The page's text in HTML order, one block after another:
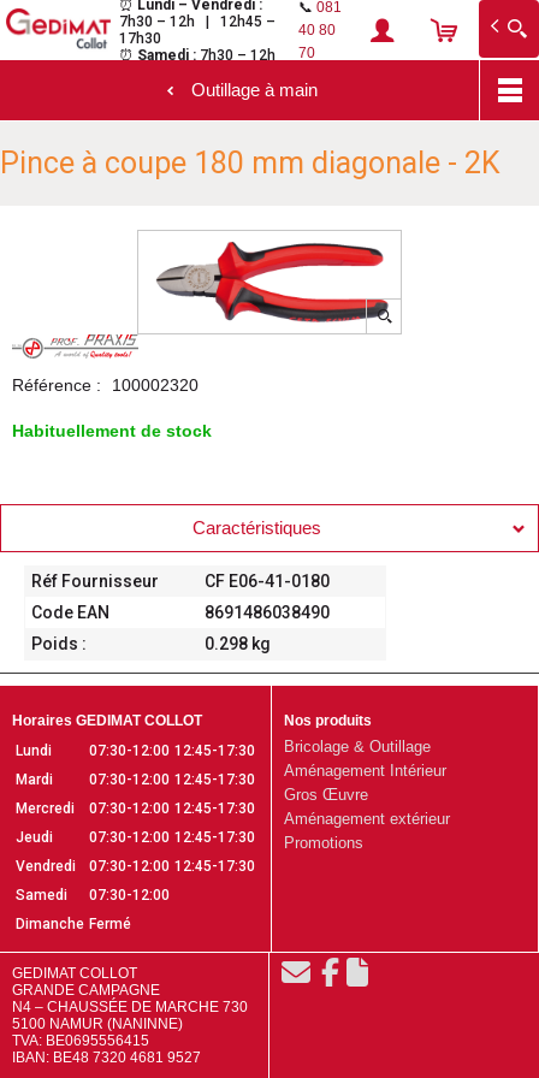
au
contenu
Gedimat Collot
Au cœur de l'ouvrage
⏰ Lundi – Vendredi :
7h30 – 12h | 12h45 –
17h30
⏰ Samedi : 7h30 – 12h
📞081
40 80
70
Outillage à main
Pince à coupe 180 mm diagonale - 2K
Référence : 100002320
Habituellement de stock
Caractéristiques
Réf Fournisseur
CF E06-41-0180
Code EAN
8691486038490
Poids :
0.298 kg
Horaires GEDIMAT COLLOT
Lundi
07:30-12:00 12:45-17:30
Mardi
07:30-12:00 12:45-17:30
Mercredi
07:30-12:00 12:45-17:30
Jeudi
07:30-12:00 12:45-17:30
Vendredi
07:30-12:00 12:45-17:30
Samedi
07:30-12:00
Dimanche Fermé
Nos produits
Bricolage & Outillage
Aménagement Intérieur
Gros Œuvre
Aménagement extérieur
Promotions
GEDIMAT COLLOT
GRANDE CAMPAGNE
N4 – CHAUSSÉE DE MARCHE 730
5100 NAMUR (NANINNE)
TVA: BE0695556415
IBAN: BE48 7320 4681 9527